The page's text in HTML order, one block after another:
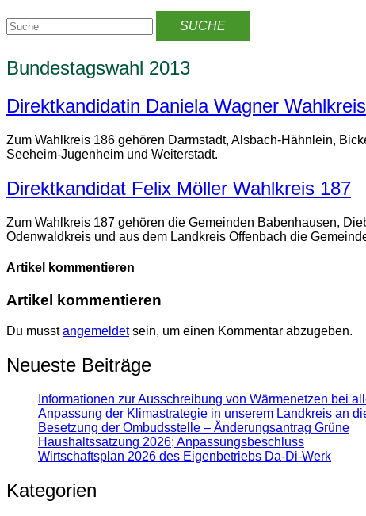
Bundestagswahl 2013
Direktkandidatin Daniela Wagner
Zum Wahlkreis 186 gehören Darmstadt, Alsbach-Hähnlein,
Seeheim-Jugenheim und Weiterstadt.
Direktkandidat Felix Möller Wahlkreis 187
Zum Wahlkreis 187 gehören die Gemeinden Babenhausen,
Odenwaldkreis und aus dem Landkreis Offenbach die
Artikel kommentieren
Artikel kommentieren
Du musstangemeldetsein, um einen Kommentar abzugeben.
Neueste Beiträge
Informationen zur Ausschreibung von Wärmenetzen bei
Anpassung der Klimastrategie in unserem Landkreis an
Besetzung der Ombudsstelle – Änderungsantrag Grüne
Haushaltssatzung 2026; Anpassungsbeschluss
Wirtschaftsplan 2026 des Eigenbetriebs Da-Di-Werk
Kategorien